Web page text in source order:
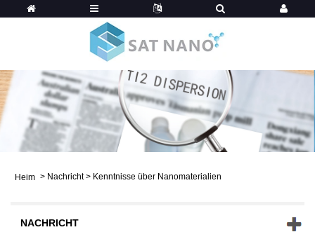
Heim > Nachricht > Kenntnisse über Nanomaterialien
NACHRICHT